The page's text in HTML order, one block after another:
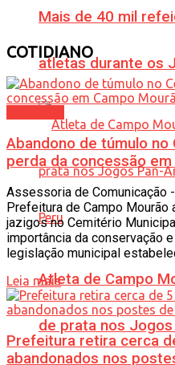
Mais de 40 mil
atletas durante os
Atleta de Campo
de prata nos
COTIDIANO
Abandono de túmulo
perda da concessão
Assessoria de Comunicação
Prefeitura de Campo
jazigos no Cemitério
importância da conservação
legislação municipal
Leia mais
Prefeitura retira cerca
abandonados nos